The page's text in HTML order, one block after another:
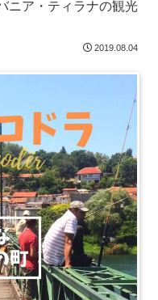
ニア・ティラナの観光
2019.08.04